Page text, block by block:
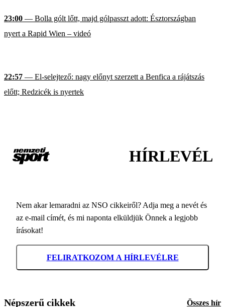
23:00 — Bolla gólt lőtt, majd gólpasszt adott: Észtországban
nyert a Rapid Wien – videó
22:57 — El-selejtező: nagy előnyt szerzett a Benfica a rájátszás
előtt; Redzicék is nyertek
HÍRLEVÉL
Nem akar lemaradni az NSO cikkeiről? Adja meg a nevét és
az e-mail címét, és mi naponta elküldjük Önnek a legjobb
írásokat!
FELIRATKOZOM A HÍRLEVÉLRE
Népszerű cikkek Összes hír